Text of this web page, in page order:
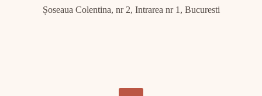
Șoseaua Colentina, nr 2, Intrarea nr 1, Bucuresti